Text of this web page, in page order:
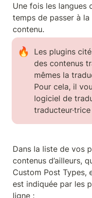
Une fois les langues
temps de passer à
contenu.
🔥
Les plugins
des contenus
mêmes la
Pour cela, il
logiciel de
Dans la liste de vos
contenus d’ailleurs,
Custom Post Types,
est indiquée par les
ligne :